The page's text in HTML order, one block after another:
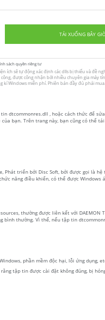
TẢI XUỐNG BÂY
sách quyền riêng tư
ích sẽ tự động xác định các dlls bị thiếu và đề
được công nhận bởi nhiều chuyên gia máy
Windows miễn phí. Phiên bản đầy đủ phải
dtcommonres.dll , hoặc cách thức để
bạn. Trên trang này, bạn cũng có thể
Phát triển bởi Disc Soft, bởi được gọi là
năng điều khiển, có thể được Windows
thường được liên kết với DAEMON
bình thường. Vì thế, nếu tập tin
phần mềm độc hại, lỗi ứng dụng,
tập tin được cài đặt không đúng, bị